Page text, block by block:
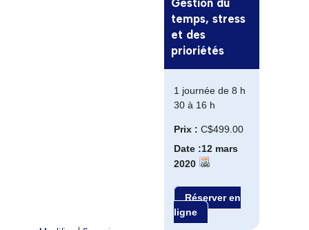
temps, stress
et des
prioriétés
1 journée de 8 h
30 à 16 h
Prix :C$499.00
Date :12 mars
2020
Réserver en
ligne